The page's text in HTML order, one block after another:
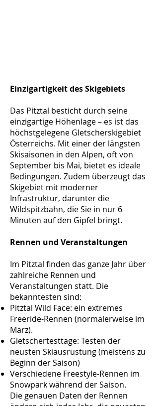
Einzigartigkeit des Skigebiets
Das Pitztal besticht durch seine
einzigartige Höhenlage – es ist das
höchstgelegene Gletscherskigebiet
Österreichs. Mit einer der längsten
Skisaisonen in den Alpen, oft von
September bis Mai, bietet es ideale
Bedingungen. Zudem überzeugt das
Skigebiet mit moderner
Infrastruktur, darunter die
Wildspitzbahn, die Sie in nur 6
Minuten auf den Gipfel bringt.
Rennen und Veranstaltungen
Im Pitztal finden das ganze Jahr über
zahlreiche Rennen und
Veranstaltungen statt. Die
bekanntesten sind:
Pitztal Wild Face: ein extremes
Freeride-Rennen (normalerweise im
März).
Gletschertesttage: Testen der
neusten Skiausrüstung (meistens zu
Beginn der Saison)
Verschiedene Freestyle-Rennen im
Snowpark während der Saison.
Die genauen Daten der Rennen